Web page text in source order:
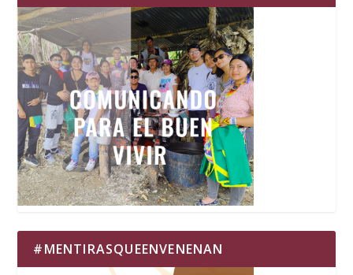
#MENTIRASQUEENVENENAN